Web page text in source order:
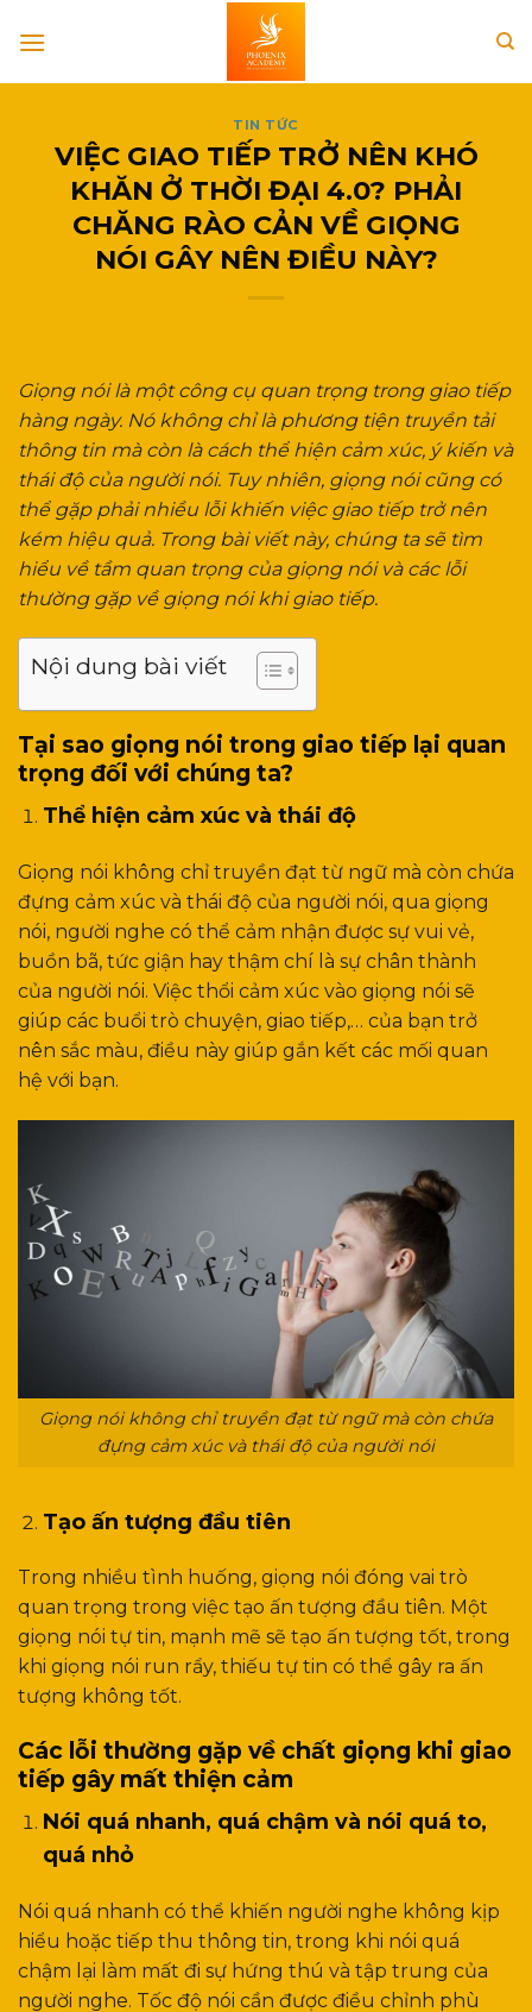
TIN TỨC
VIỆC GIAO TIẾP TRỞ NÊN KHÓ
KHĂN Ở THỜI ĐẠI 4.0? PHẢI
CHĂNG RÀO CẢN VỀ GIỌNG
NÓI GÂY NÊN ĐIỀU NÀY?
Giọng nói là một công cụ quan trọng trong giao tiếp
hàng ngày. Nó không chỉ là phương tiện truyền tải
thông tin mà còn là cách thể hiện cảm xúc, ý kiến và
thái độ của người nói. Tuy nhiên, giọng nói cũng có
thể gặp phải nhiều lỗi khiến việc giao tiếp trở nên
kém hiệu quả. Trong bài viết này, chúng ta sẽ tìm
hiểu về tầm quan trọng của giọng nói và các lỗi
thường gặp về giọng nói khi giao tiếp.
Nội dung bài viết
Tại sao giọng nói trong giao tiếp lại quan
trọng đối với chúng ta?
Thể hiện cảm xúc và thái độ
Giọng nói không chỉ truyền đạt từ ngữ mà còn chứa
đựng cảm xúc và thái độ của người nói, qua giọng
nói, người nghe có thể cảm nhận được sự vui vẻ,
buồn bã, tức giận hay thậm chí là sự chân thành
của người nói. Việc thổi cảm xúc vào giọng nói sẽ
giúp các buổi trò chuyện, giao tiếp,… của bạn trở
nên sắc màu, điều này giúp gắn kết các mối quan
hệ với bạn.
Giọng nói không chỉ truyền đạt từ ngữ mà còn chứa
đựng cảm xúc và thái độ của người nói
Tạo ấn tượng đầu tiên
Trong nhiều tình huống, giọng nói đóng vai trò
quan trọng trong việc tạo ấn tượng đầu tiên. Một
giọng nói tự tin, mạnh mẽ sẽ tạo ấn tượng tốt, trong
khi giọng nói run rẩy, thiếu tự tin có thể gây ra ấn
tượng không tốt.
Các lỗi thường gặp về chất giọng khi giao
tiếp gây mất thiện cảm
Nói quá nhanh, quá chậm và nói quá to,
quá nhỏ
Nói quá nhanh có thể khiến người nghe không kịp
hiểu hoặc tiếp thu thông tin, trong khi nói quá
chậm lại làm mất đi sự hứng thú và tập trung của
người nghe. Tốc độ nói cần được điều chỉnh phù